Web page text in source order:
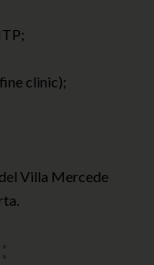
clinic);
del Villa Mercede